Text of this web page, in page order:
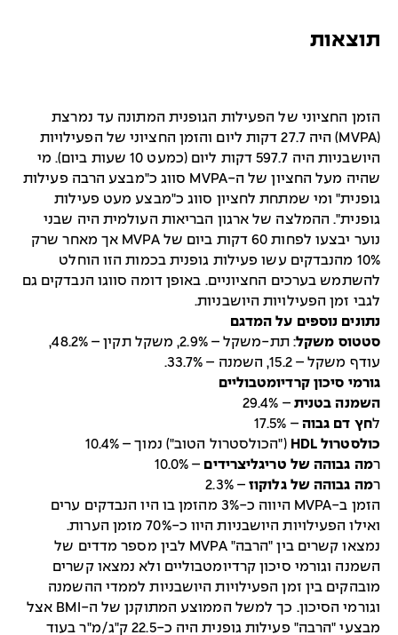
תוצאות
הזמן החציוני של הפעילות הגופנית המתונה עד נמרצת
(MVPA) היה 27.7 דקות ליום והזמן החציוני של הפעילויות
היושבניות היה 597.7 דקות ליום (כמעט 10 שעות ביום). מי
שהיה מעל החציון של ה-MVPA סווג כ"מבצע הרבה פעילות
גופנית" ומי שמתחת לחציון סווג כ"מבצע מעט פעילות
גופנית". ההמלצה של ארגון הבריאות העולמית היה שבני
נוער יבצעו לפחות 60 דקות ביום של MVPA אך מאחר שרק
10% מהנבדקים עשו פעילות גופנית בכמות הזו הוחלט
להשתמש בערכים החציוניים. באופן דומה סווגו הנבדקים גם
לגבי זמן הפעילויות היושבניות.
נתונים נוספים על המדגם
סטטוס משקל
: תת-משקל – 2.9%, משקל תקין – 48.2%,
עודף משקל – 15.2, השמנה – 33.7%.
גורמי סיכון קרדיומטבוליים
השמנה בטנית– 29.4%
לחץ דם גבוה – 17.5%
כולסטרול HDL
("הכולסטרול הטוב") נמוך – 10.4%
רמה גבוהה של טריגליצרידים – 10.0%
רמה גבוהה של גלוקוז– 2.3%
הזמן ב-MVPA היווה כ-3% מהזמן בו היו הנבדקים ערים
ואילו הפעילויות היושבניות היוו כ-70% מזמן הערות.
נמצאו קשרים בין "הרבה" MVPA לבין מספר מדדים של
השמנה וגורמי סיכון קרדיומטבוליים ולא נמצאו קשרים
מובהקים בין זמן הפעילויות היושבניות לממדי ההשמנה
וגורמי הסיכון. כך למשל הממוצע המתוקנן של ה-BMI אצל
מבצעי "הרבה" פעילות גופנית היה כ-22.5 ק"ג/מ"ר בעוד